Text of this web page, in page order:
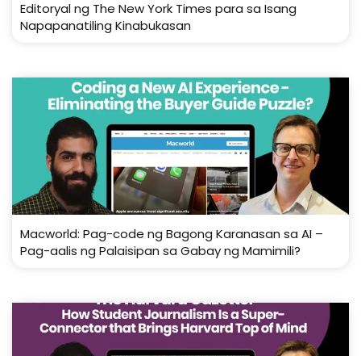
Editoryal ng The New York Times para sa Isang
Napapanatiling Kinabukasan
Macworld: Pag-code ng Bagong Karanasan sa AI –
Pag-aalis ng Palaisipan sa Gabay ng Mamimili?